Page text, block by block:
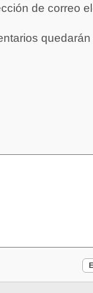
de correo